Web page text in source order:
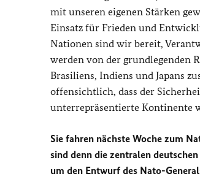
mit unseren eigenen Stärken
Einsatz für Frieden und
Nationen sind wir bereit,
werden von der grundlegenden
Brasiliens, Indiens und Japans
offensichtlich, dass der
unterrepräsentierte Kontinente
Sie fahren nächste Woche zum
sind denn die zentralen
um den Entwurf des Nato-